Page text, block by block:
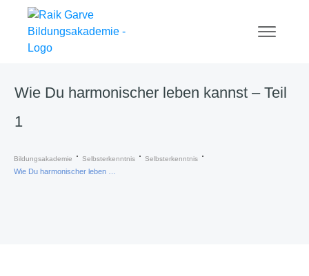
Wie Du harmonischer leben kannst – Teil
1
Bildungsakademie Selbsterkenntnis Selbsterkenntnis